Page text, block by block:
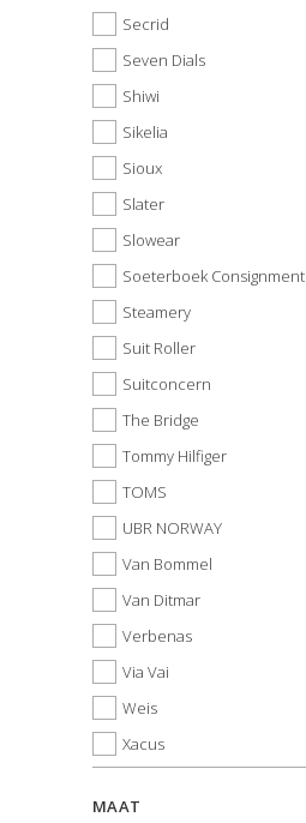
Secrid
Seven Dials
Shiwi
Sikelia
Sioux
Slater
Slowear
Soeterboek Consignment
Steamery
Suit Roller
Suitconcern
The Bridge
Tommy Hilfiger
TOMS
UBR NORWAY
Van Bommel
Van Ditmar
Verbenas
Via Vai
Weis
Xacus
MAAT